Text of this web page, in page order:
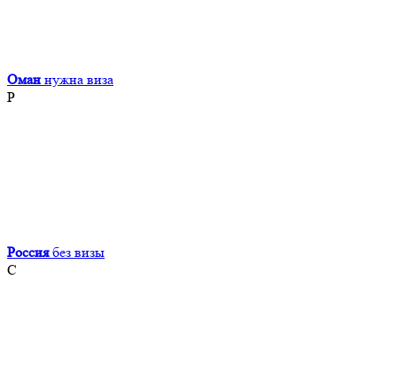
Оман нужна виза
Р
Россия без визы
С